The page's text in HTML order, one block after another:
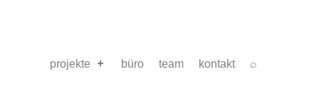
projekte büro team kontakt ⌕